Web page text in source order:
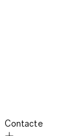
Contacte